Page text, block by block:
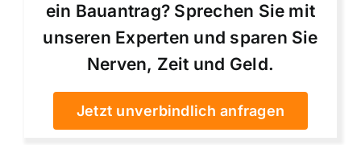
ein Bauantrag? Sprechen Sie mit
unseren Experten und sparen Sie
Nerven, Zeit und Geld.
Jetzt unverbindlich anfragen